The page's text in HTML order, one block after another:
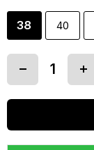
38 40